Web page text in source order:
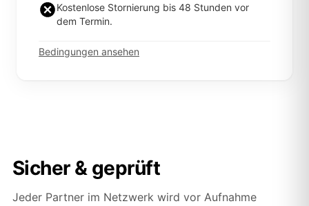
Kostenlose Stornierung bis 48 Stunden vor
dem Termin.
Bedingungen ansehen
Sicher & geprüft
Jeder Partner im Netzwerk wird vor Aufnahme